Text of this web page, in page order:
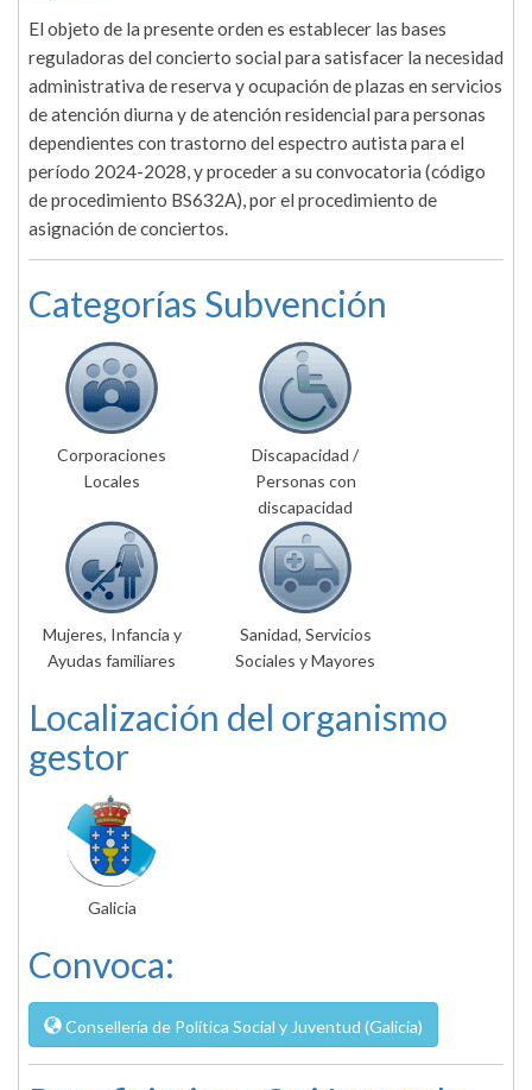
El objeto de la presente orden es establecer las bases
reguladoras del concierto social para satisfacer la necesidad
administrativa de reserva y ocupación de plazas en servicios
de atención diurna y de atención residencial para personas
dependientes con trastorno del espectro autista para el
período 2024-2028, y proceder a su convocatoria (código
de procedimiento BS632A), por el procedimiento de
asignación de conciertos.
Categorías Subvención
Corporaciones
Locales
Discapacidad /
Personas con
discapacidad
Mujeres, Infancia y
Ayudas familiares
Sanidad, Servicios
Sociales y Mayores
Localización del organismo
gestor
Galicia
Convoca:
Consellería de Política Social y Juventud (Galicia)